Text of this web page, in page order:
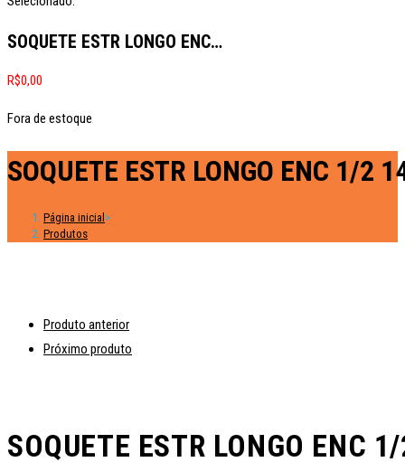
SOQUETE ESTR LONGO ENC…
R$0,00
Fora de estoque
SOQUETE ESTR LONGO ENC 1/2
Página inicial >
Produtos
Produto anterior
Próximo produto
SOQUETE ESTR LONGO ENC